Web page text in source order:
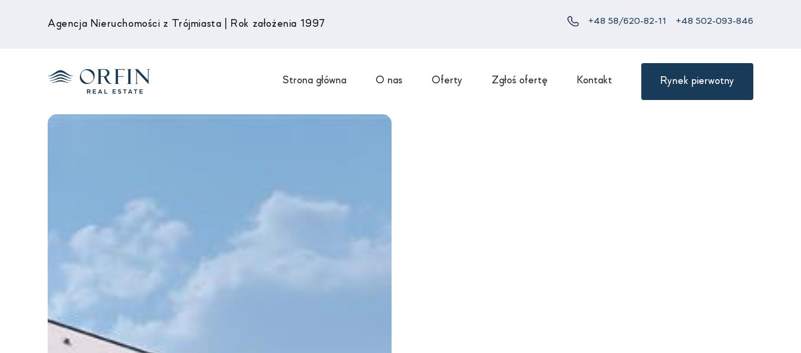
Agencja Nieruchomości z Trójmiasta | Rok założenia 1997 +48 58/620-82-11 +48 502-093-846
Strona główna O nas Oferty Zgłoś ofertę Kontakt Rynek pierwotny